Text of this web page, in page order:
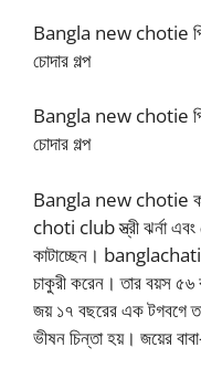
Bangla new chotie
চোদার গল্প
Bangla new chotie
চোদার গল্প
Bangla new chotie
choti club স্ত্রী ঝর্না এবং
কাটাচ্ছেন।
চাকুরী করেন। তার বয়স ৫৬
জয় ১৭ বছরের এক টগবগে
ভীষন চিন্তা হয়। জয়ের